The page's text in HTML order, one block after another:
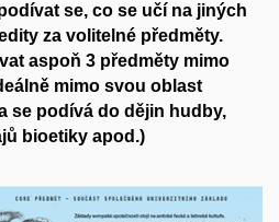
se, co se učí na jiných
za volitelné předměty.
aspoň 3 předměty mimo
mimo svou oblast
se podívá do dějin hudby,
bioetiky apod.)